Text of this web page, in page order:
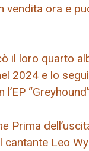
vendita ora e
il loro quarto
2024 e lo
l’EP
Prima
cantante Leo